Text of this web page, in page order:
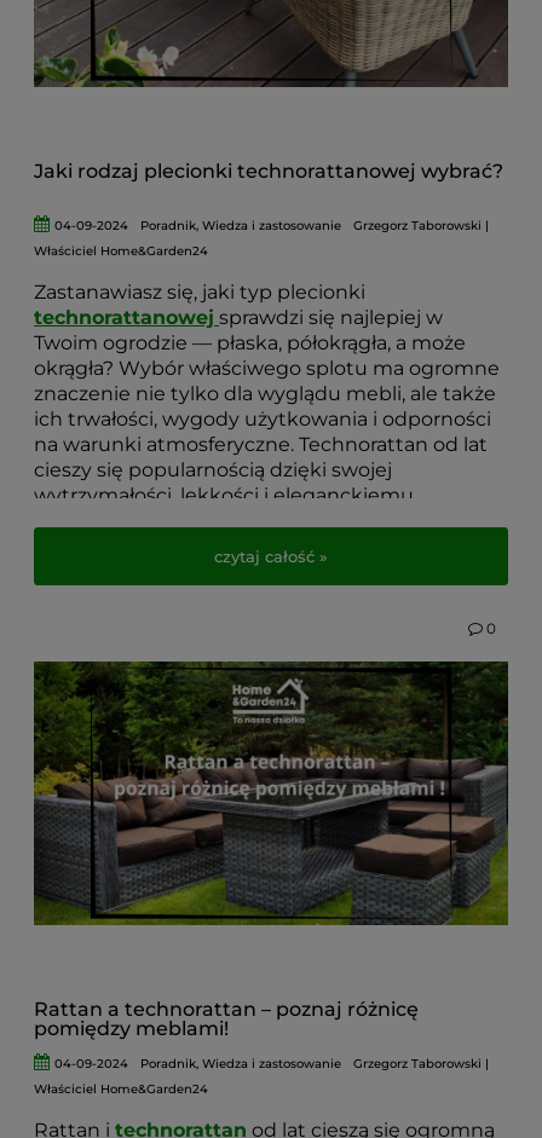
Jaki rodzaj plecionki technorattanowej wybrać?
04-09-2024 Poradnik,Wiedza i zastosowanie
Grzegorz Taborowski |
Właściciel Home&Garden24
Zastanawiasz się, jaki typ plecionki
technorattanowej sprawdzi się najlepiej w
Twoim ogrodzie — płaska, półokrągła, a może
okrągła? Wybór właściwego splotu ma ogromne
znaczenie nie tylko dla wyglądu mebli, ale także
ich trwałości, wygody użytkowania i odporności
na warunki atmosferyczne. Technorattan od lat
cieszy się popularnością dzięki swojej
wytrzymałości, lekkości i eleganckiemu
warto poznać różnice między poszczególnymi
rodzajami plecionek.
trwałość mebli oraz na co zwrócić uwagę
podczas zakupu zestawu technorattanowego do
ogrodu, na taras lub balkon. Dzięki temu
przewodnikowi wybierzesz meble, które posłużą
Ci przez lata i będą idealnie dopasowane do stylu
Twojej przestrzeni. Sprawdź, zanim zdecydujesz!
czytaj całość »
Rattan a technorattan – poznaj różnicę
pomiędzy meblami!
0
04-09-2024 Poradnik,Wiedza i zastosowanie
Grzegorz Taborowski |
Właściciel Home&Garden24
Rattan i technorattan od lat cieszą się ogromną